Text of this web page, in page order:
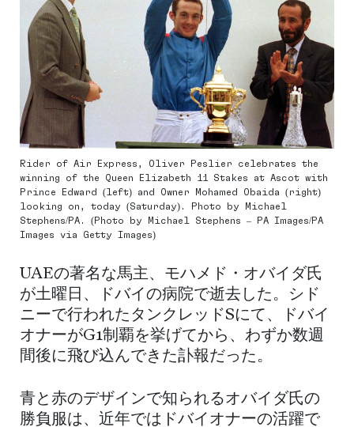
Rider of Air Express, Oliver Peslier celebrates the
winning of the Queen Elizabeth 11 Stakes at Ascot with
Prince Edward (left) and Owner Mohamed Obaida (right)
looking on, today (Saturday). Photo by Michael
Stephens/PA. (Photo by Michael Stephens – PA Images/PA
Images via Getty Images)
UAEの著名な馬主、モハメド・オバイダ氏
が土曜日、ドバイの病院で逝去した。シド
ニーで行われたタンクレッドSにて、ドバイ
オナーがG1制覇を挙げてから、わずか数週
間後に飛び込んできた訃報だった。
青と赤のデザインで知られるオバイダ氏の
勝負服は、近年ではドバイオナーの活躍で